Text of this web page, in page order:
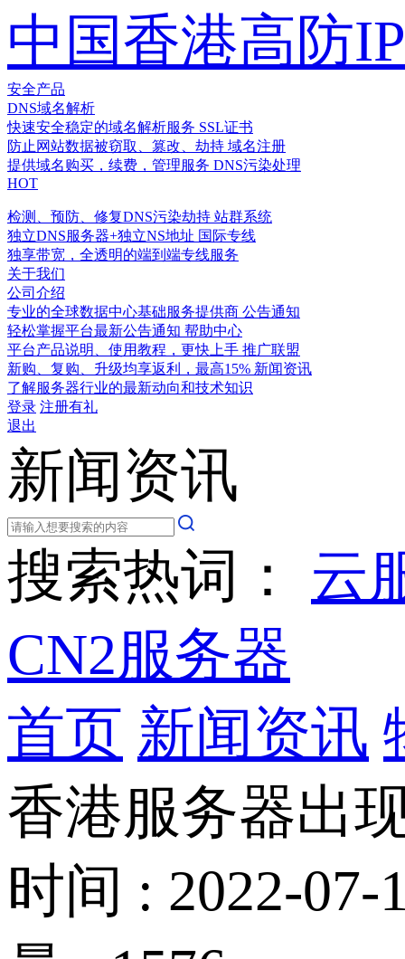
中国香港高防IP
安全产品
DNS域名解析
快速安全稳定的域名解析服务 SSL证书
防止网站数据被窃取、篡改、劫持 域名注册
提供域名购买，续费，管理服务 DNS污染处理
HOT
检测、预防、修复DNS污染劫持 站群系统
独立DNS服务器+独立NS地址 国际专线
独享带宽，全透明的端到端专线服务
关于我们
公司介绍
专业的全球数据中心基础服务提供商 公告通知
轻松掌握平台最新公告通知 帮助中心
平台产品说明、使用教程，更快上手 推广联盟
新购、复购、升级均享返利，最高15% 新闻资讯
了解服务器行业的最新动向和技术知识
登录 注册有礼
退出
新闻资讯
搜索热词： 云
CN2服务器
首页 新闻资讯
香港服务器出
时间 : 2022-07-